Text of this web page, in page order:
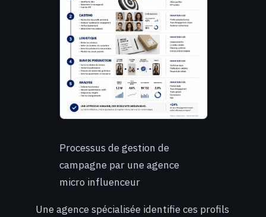
Processus de gestion de
campagne par une agence
micro influenceur
Une agence spécialisée identifie ces profils